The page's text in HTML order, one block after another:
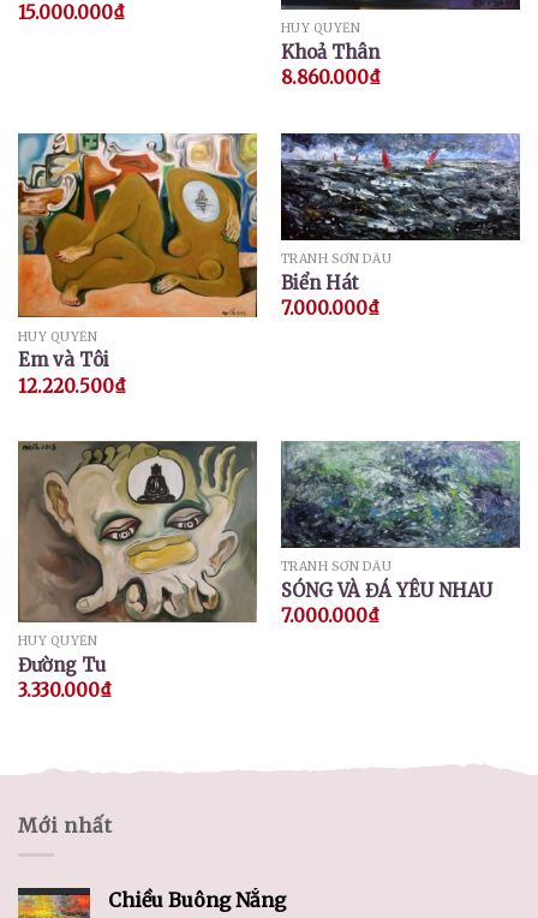
15.000.000₫
HUY QUYỂN
Khoả Thân
8.860.000₫
HUY QUYỂN
Em và Tôi
12.220.500₫
TRANH SƠN DẦU
Biển Hát
7.000.000₫
HUY QUYỂN
Đường Tu
3.330.000₫
TRANH SƠN DẦU
SÓNG VÀ ĐÁ YÊU NHAU
7.000.000₫
Mới nhất
Chiều Buông Nắng